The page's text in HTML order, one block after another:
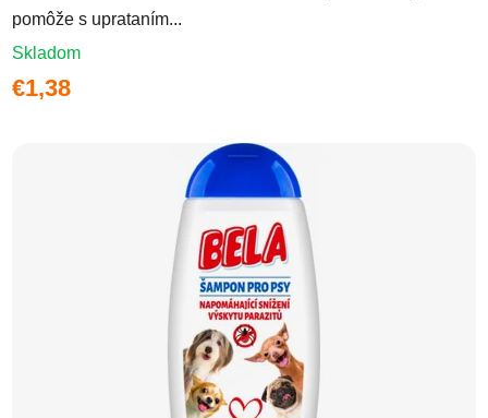
pomôže s uprataním...
Skladom
€1,38